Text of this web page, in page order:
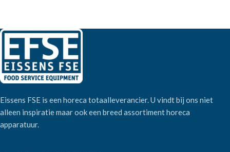
Eissens FSE is een horeca totaalleverancier. U vindt bij ons niet
alleen inspiratie maar ook een breed assortiment horeca
apparatuur.